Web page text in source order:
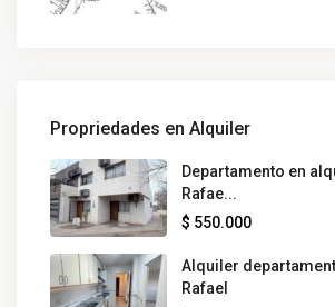
Propriedades en Alquiler
Departamento en
Rafae...
$ 550.000
Alquiler
Rafael